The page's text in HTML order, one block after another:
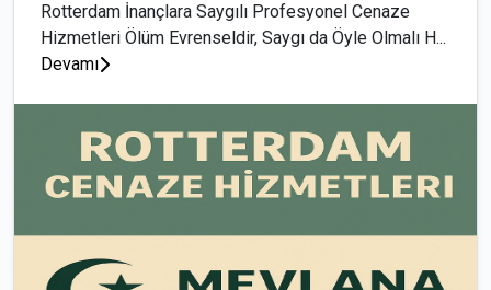
Rotterdam İnançlara Saygılı Profesyonel Cenaze
Hizmetleri Ölüm Evrenseldir, Saygı da Öyle Olmalı H...
Devamı